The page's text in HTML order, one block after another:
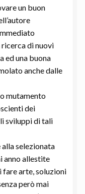
un buon
di nuovi
ed una buona
anche dalle
mutamento
dei
sviluppi di tali
selezionata
anno allestite
fare arte, soluzioni
però mai